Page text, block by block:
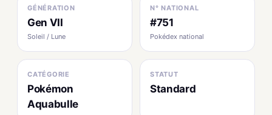
GÉNÉRATION
Gen VII
Soleil / Lune
N° NATIONAL
#751
Pokédex national
CATÉGORIE
Pokémon
Aquabulle
STATUT
Standard